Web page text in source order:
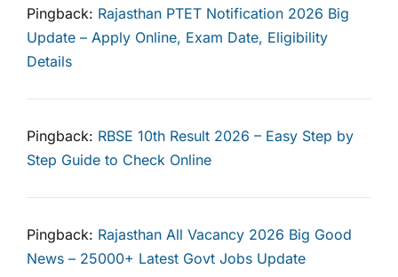
Pingback: Rajasthan PTET Notification 2026 Big
Update – Apply Online, Exam Date, Eligibility
Details
Pingback: RBSE 10th Result 2026 – Easy Step by
Step Guide to Check Online
Pingback: Rajasthan All Vacancy 2026 Big Good
News – 25000+ Latest Govt Jobs Update